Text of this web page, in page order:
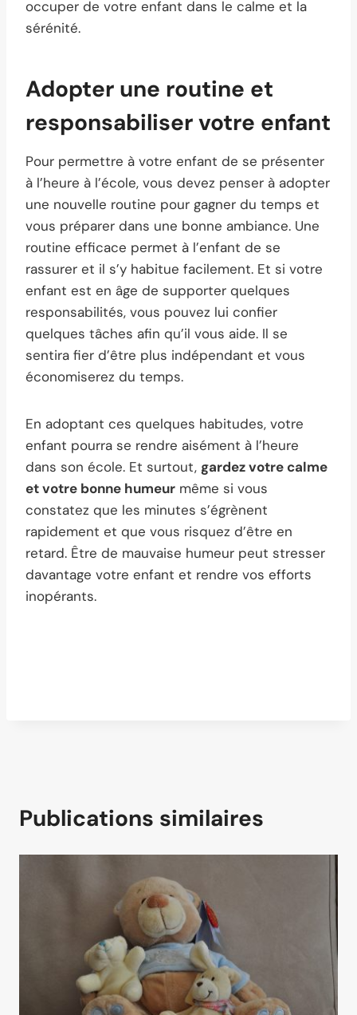
occuper de votre enfant dans le calme et la
sérénité.
Adopter une routine et
responsabiliser votre enfant
Pour permettre à votre enfant de se présenter
à l’heure à l’école, vous devez penser à adopter
une nouvelle routine pour gagner du temps et
vous préparer dans une bonne ambiance. Une
routine efficace permet à l’enfant de se
rassurer et il s’y habitue facilement. Et si votre
enfant est en âge de supporter quelques
responsabilités, vous pouvez lui confier
quelques tâches afin qu’il vous aide. Il se
sentira fier d’être plus indépendant et vous
économiserez du temps.
En adoptant ces quelques habitudes, votre
enfant pourra se rendre aisément à l’heure
dans son école. Et surtout, gardez votre calme
et votre bonne humeur même si vous
constatez que les minutes s’égrènent
rapidement et que vous risquez d’être en
retard. Être de mauvaise humeur peut stresser
davantage votre enfant et rendre vos efforts
inopérants.
Publications similaires